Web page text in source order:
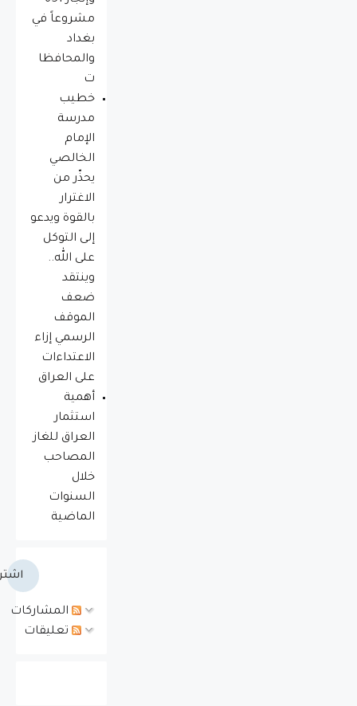
مشروعاً في
بغداد
والمحافظا
ت
خطيب
مدرسة
الإمام
الخالصي
يحذّر من
الاغترار
بالقوة ويدعو
إلى التوكل
على الله..
وينتقد
ضعف
الموقف
الرسمي إزاء
الاعتداءات
على العراق
أهمية
استثمار
العراق للغاز
المصاحب
خلال
السنوات
الماضية
المشاركات
تعليقات